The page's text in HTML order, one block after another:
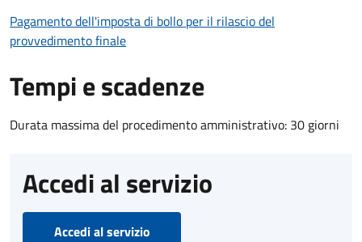
Pagamento dell'imposta di bollo per il rilascio del
provvedimento finale
Tempi e scadenze
Durata massima del procedimento amministrativo: 30 giorni
Accedi al servizio
Accedi al servizio